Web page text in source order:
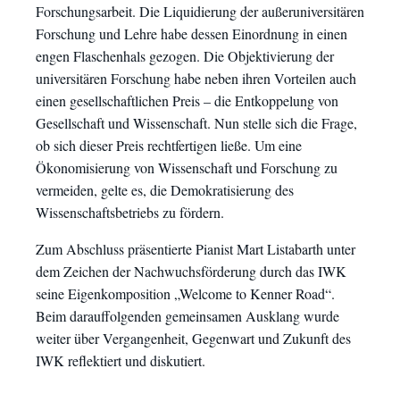
Forschungsarbeit. Die Liquidierung der außeruniversitären
Forschung und Lehre habe dessen Einordnung in einen
engen Flaschenhals gezogen. Die Objektivierung der
universitären Forschung habe neben ihren Vorteilen auch
einen gesellschaftlichen Preis – die Entkoppelung von
Gesellschaft und Wissenschaft. Nun stelle sich die Frage,
ob sich dieser Preis rechtfertigen ließe. Um eine
Ökonomisierung von Wissenschaft und Forschung zu
vermeiden, gelte es, die Demokratisierung des
Wissenschaftsbetriebs zu fördern.
Zum Abschluss präsentierte Pianist Mart Listabarth unter
dem Zeichen der Nachwuchsförderung durch das IWK
seine Eigenkomposition „Welcome to Kenner Road“.
Beim darauffolgenden gemeinsamen Ausklang wurde
weiter über Vergangenheit, Gegenwart und Zukunft des
IWK reflektiert und diskutiert.